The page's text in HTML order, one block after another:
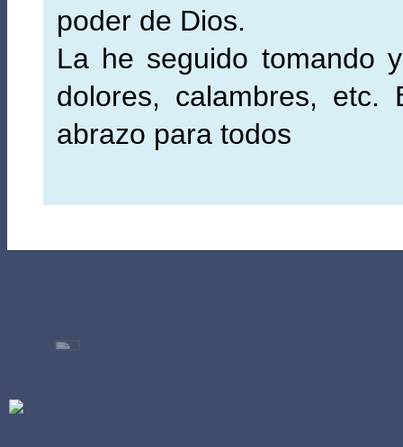
poder de Dios.
La he seguido tomando
dolores, calambres,
abrazo para todos